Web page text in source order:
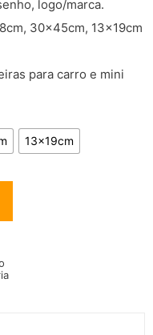
logo/marca.
30x45cm, 13x19cm
para carro e mini
13x19cm